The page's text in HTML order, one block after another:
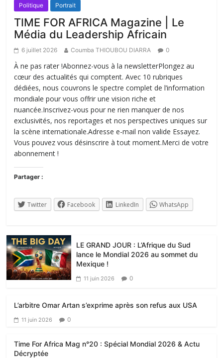
Politique Portrait
TIME FOR AFRICA Magazine | Le
Média du Leadership Africain
6 juillet 2026 Coumba THIOUBOU DIARRA 0
À ne pas rater !Abonnez-vous à la newsletterPlongez au
cœur des actualités qui comptent. Avec 10 rubriques
dédiées, nous couvrons le spectre complet de l’information
mondiale pour vous offrir une vision riche et
nuancée.Inscrivez-vous pour ne rien manquer de nos
exclusivités, nos reportages et nos perspectives uniques sur
la scène internationale.Adresse e-mail non valide Essayez.
Vous pouvez vous désinscrire à tout moment.Merci de votre
abonnement !
Partager :
Twitter Facebook LinkedIn WhatsApp
LE GRAND JOUR : L’Afrique du Sud
lance le Mondial 2026 au sommet du
Mexique !
11 juin 2026 0
L’arbitre Omar Artan s’exprime après son refus aux USA
11 juin 2026 0
Time For Africa Mag n°20 : Spécial Mondial 2026 & Actu
Décryptée